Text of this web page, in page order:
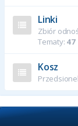
Linki
Zbiór
Tematy: 47
Kosz